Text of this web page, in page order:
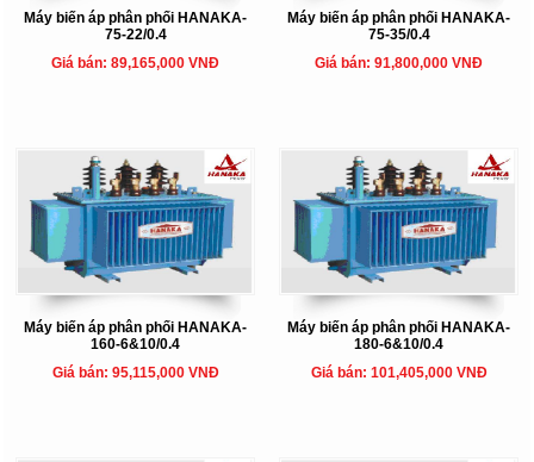
Máy biến áp phân phối HANAKA-
75-22/0.4
Giá bán: 89,165,000 VNĐ
Máy biến áp phân phối HANAKA-
75-35/0.4
Giá bán: 91,800,000 VNĐ
Máy biến áp phân phối HANAKA-
160-6&10/0.4
Giá bán: 95,115,000 VNĐ
Máy biến áp phân phối HANAKA-
180-6&10/0.4
Giá bán: 101,405,000 VNĐ